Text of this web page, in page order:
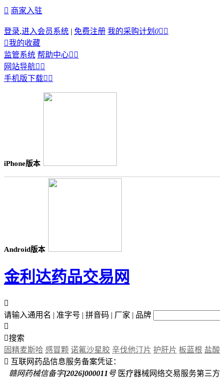
 商家入驻
登录,进入会员系统 | 免费注册 我的采购计划 0 
我的收藏
监管系统 帮助中心 
网站导航 
手机版下载 
iPhone版本
Android版本
金利达药品交易网

请输入通用名 | 准字号 | 拼音码 | 厂家 | 品牌

搜索
固精麦斯哈 感冒颗 诺氟沙星胶 辛伐他汀片 护肝片 板蓝根 盐
 互联网药品信息服务备案凭证：
赣网药械信备字[2026]000011号 医疗器械网络交易服务第三